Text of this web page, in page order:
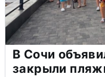
В Сочи
закрыли